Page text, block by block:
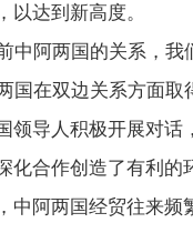
以达到新高度。
阿两国的关系，我
国在双边关系方面取
领导人积极开展对话
化合作创造了有利的
中阿两国经贸往来频